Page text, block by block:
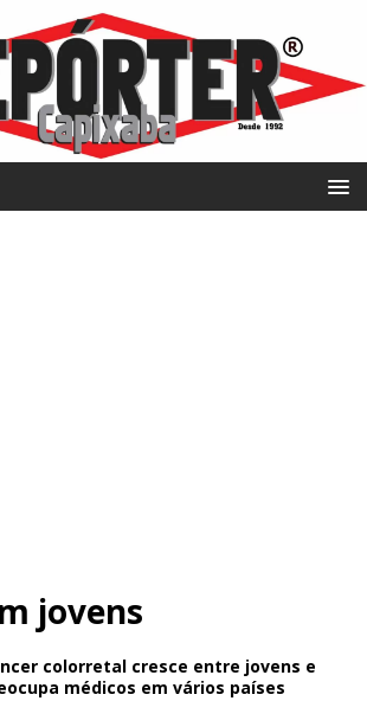
jovens
colorretal cresce entre jovens e
médicos em vários países